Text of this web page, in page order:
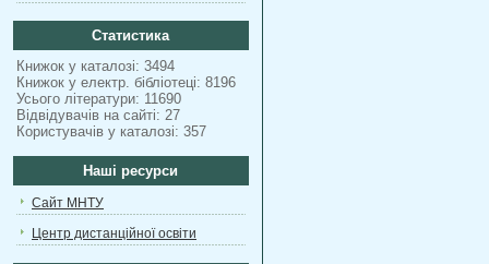
Статистика
Книжок у каталозі: 3494
Книжок у електр. бібліотеці: 8196
Усього літератури: 11690
Відвідувачів на сайті: 27
Користувачів у каталозі: 357
Наші ресурси
Сайт МНТУ
Центр дистанційної освіти